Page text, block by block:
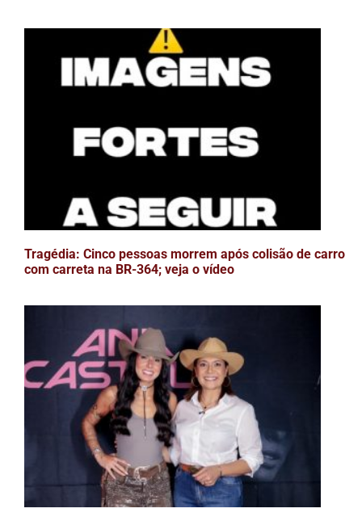
Tragédia: Cinco pessoas morrem após colisão de carro
com carreta na BR-364; veja o vídeo